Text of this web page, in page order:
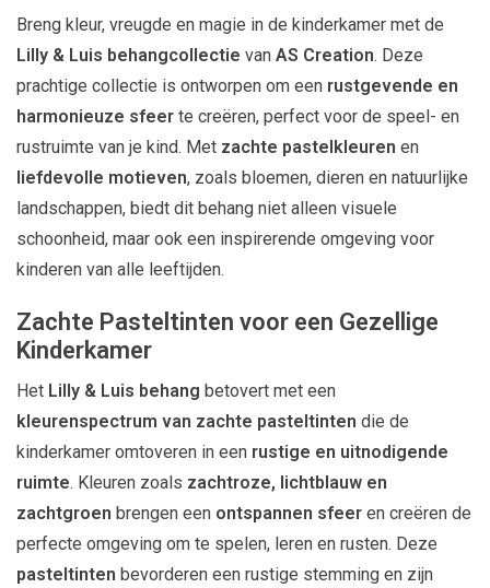
Breng kleur, vreugde en magie in de kinderkamer met de
Lilly & Luis behangcollectie van AS Creation. Deze
prachtige collectie is ontworpen om een rustgevende en
harmonieuze sfeer te creëren, perfect voor de speel- en
rustruimte van je kind. Met zachte pastelkleuren en
liefdevolle motieven, zoals bloemen, dieren en natuurlijke
landschappen, biedt dit behang niet alleen visuele
schoonheid, maar ook een inspirerende omgeving voor
kinderen van alle leeftijden.
Zachte Pasteltinten voor een Gezellige
Kinderkamer
Het Lilly & Luis behang betovert met een
kleurenspectrum van zachte pasteltinten die de
kinderkamer omtoveren in een rustige en uitnodigende
ruimte. Kleuren zoals zachtroze, lichtblauw en
zachtgroen brengen een ontspannen sfeer en creëren de
perfecte omgeving om te spelen, leren en rusten. Deze
pasteltinten bevorderen een rustige stemming en zijn